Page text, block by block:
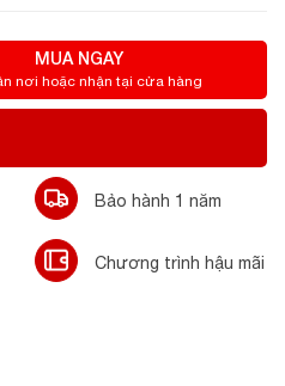
MUA NGAY
nơi hoặc nhận tại cửa hàng
Bảo hành 1 năm
Chương trình hậu mãi